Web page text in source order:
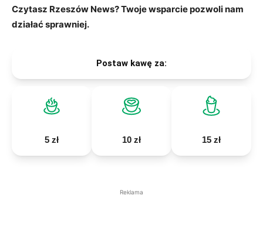
Czytasz Rzeszów News? Twoje wsparcie pozwoli nam
działać sprawniej.
Postaw kawę za:
5 zł 10 zł 15 zł
Reklama